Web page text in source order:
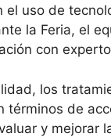
el uso de
la Feria, el
con
los
términos de
y mejorar